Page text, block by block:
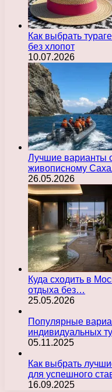
Как выбрать
без хлопот
10.07.2026
Лучшие варианты
живописному
26.05.2026
Куда сходить в
отдыха без…
25.05.2026
Популярные
индивидуальных
05.11.2025
Как выбрать
для успешного
16.09.2025